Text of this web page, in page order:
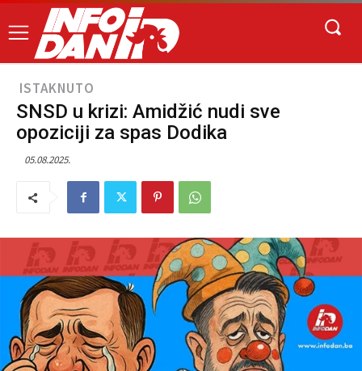
ISTAKNUTO
SNSD u krizi: Amidžić nudi sve
opoziciji za spas Dodika
05.08.2025.